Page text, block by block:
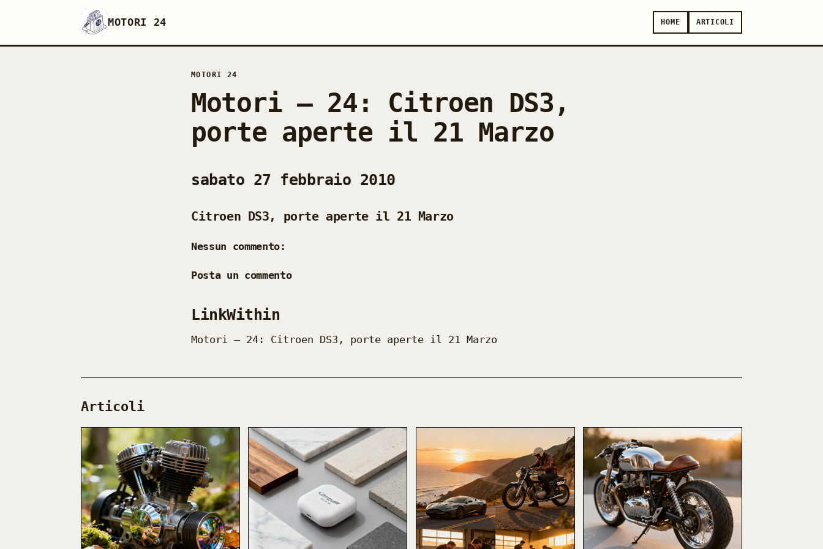
MOTORI 24 HOME ARTICOLI
MOTORI 24
Motori — 24: Citroen DS3,
porte aperte il 21 Marzo
sabato 27 febbraio 2010
Citroen DS3, porte aperte il 21 Marzo
Nessun commento:
Posta un commento
LinkWithin
Motori — 24: Citroen DS3, porte aperte il 21 Marzo
Articoli